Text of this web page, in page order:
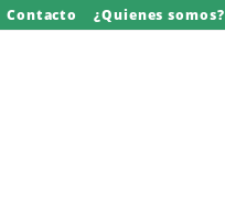
Contacto ¿Quienes somos?